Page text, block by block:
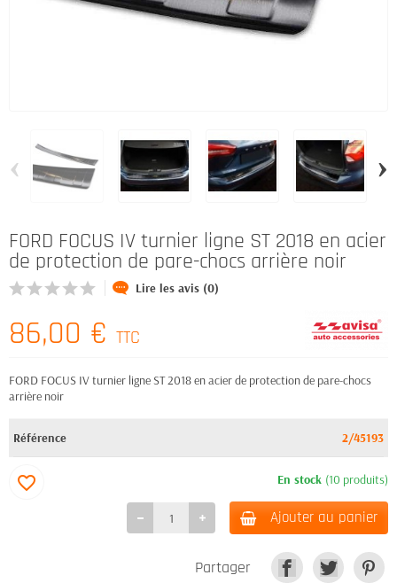
‹ ›
FORD FOCUS IV turnier ligne ST 2018 en acier
de protection de pare-chocs arrière noir
Lire les avis (0)
86,00 € TTC
FORD FOCUS IV turnier ligne ST 2018 en acier de protection de pare-chocs
arrière noir
Référence 2/45193
En stock (10 produits)
Ajouter au panier
favorite_border
Partager